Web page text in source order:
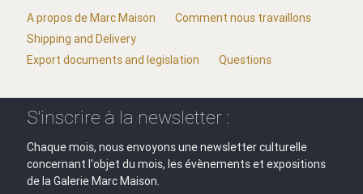
A propos de Marc Maison
Comment nous travaillons
Shipping and Delivery
Export documents and legislation
Questions
S'inscrire à la newsletter :
Chaque mois, nous envoyons une newsletter culturelle
concernant l'objet du mois, les évènements et expositions
de la Galerie Marc Maison.